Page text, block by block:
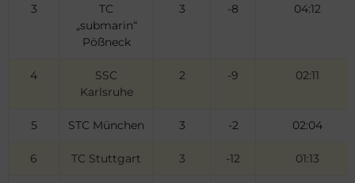
3
TC
„submarin“
Pößneck
3 -8 04:12
4
SSC
Karlsruhe
2 -9 02:11
5 STC München 3 -2 02:04
6 TC Stuttgart 3 -12 01:13